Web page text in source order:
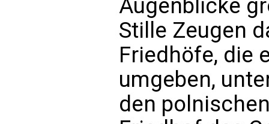
Augenblicke
Stille Zeugen
Friedhöfe, die
umgeben,
den